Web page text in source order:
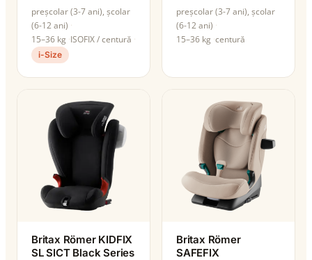
preșcolar (3-7 ani), școlar
(6-12 ani)
15–36 kg ISOFIX / centură
i-Size
preșcolar (3-7 ani), școlar
(6-12 ani)
15–36 kg centură
Britax Römer KIDFIX
SL SICT Black Series
Britax Römer
SAFEFIX